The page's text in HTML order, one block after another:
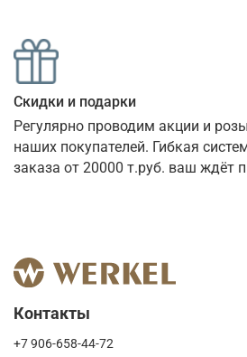
Скидки и подарки
Регулярно проводим акции и
наших покупателей. Гибкая
заказа от 20000 т.руб. ваш ждёт
Контакты
+7 906-658-44-72